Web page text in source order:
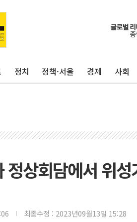
정치 정책·서울 경제 사회
정상회담에서 위
최종수정 : 2023년09월13일 15:28